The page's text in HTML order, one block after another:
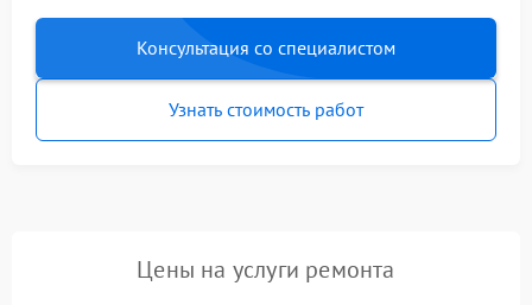
Консультация со специалистом
Узнать стоимость работ
Цены на услуги ремонта